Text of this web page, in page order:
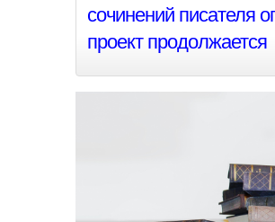
сочинений писателя
проект продолжается